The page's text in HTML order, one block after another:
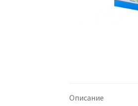
Описание